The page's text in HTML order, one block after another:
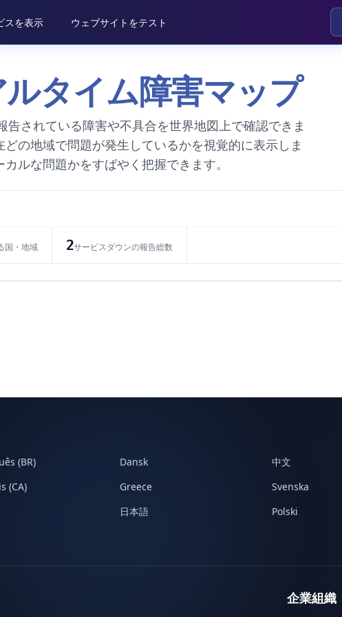
スを表示 ウェブサイトをテスト
タイム障害マップ
されている障害や不具合を世界地図上で確認できま
の地域で問題が発生しているかを視覚的に表示しま
ルな問題かをすばやく把握できます。
国・地域 2サービスダウンの報告総数
(BR) Dansk 中文
(CA) Greece Svenska
日本語 Polski
企業組織